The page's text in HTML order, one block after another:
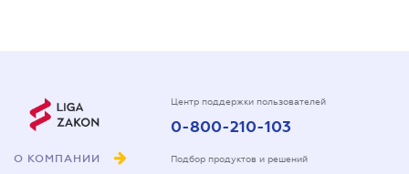
О КОМПАНИИ
Центр поддержки пользователей
0-800-210-103
Подбор продуктов и решений